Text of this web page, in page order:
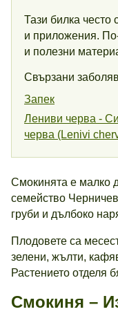
Тази билка често
и приложения.
и полезни
Свързани
Запек
Лениви черва -
черва (Lenivi
Смокинята е малко
семейство
груби и дълбоко
Плодовете са
зелени, жълти,
Растението отделя
Смокиня –